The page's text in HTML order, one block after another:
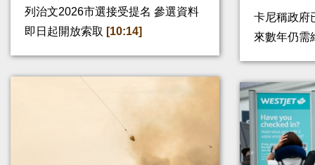
列治文2026市選接受提名 參選資料
即日起開放索取 [10:14]
卡尼稱政府
來數年仍需